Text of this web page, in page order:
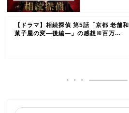
【ドラマ】相続探偵 第5話「京都 老舗和
菓子屋の変―後編―」の感想※百万...